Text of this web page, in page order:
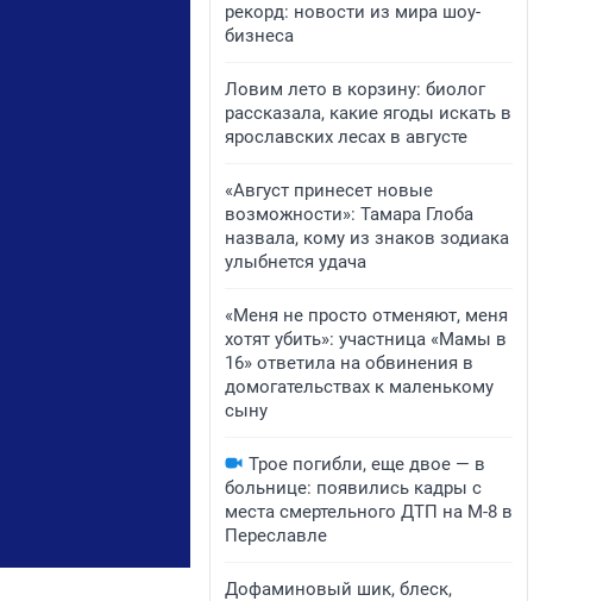
рекорд: новости из мира шоу-
бизнеса
Ловим лето в корзину: биолог
рассказала, какие ягоды искать в
ярославских лесах в августе
«Август принесет новые
возможности»: Тамара Глоба
назвала, кому из знаков зодиака
улыбнется удача
«Меня не просто отменяют, меня
хотят убить»: участница «Мамы в
16» ответила на обвинения в
домогательствах к маленькому
сыну
Трое погибли, еще двое — в
больнице: появились кадры с
места смертельного ДТП на М-8 в
Переславле
Дофаминовый шик, блеск,